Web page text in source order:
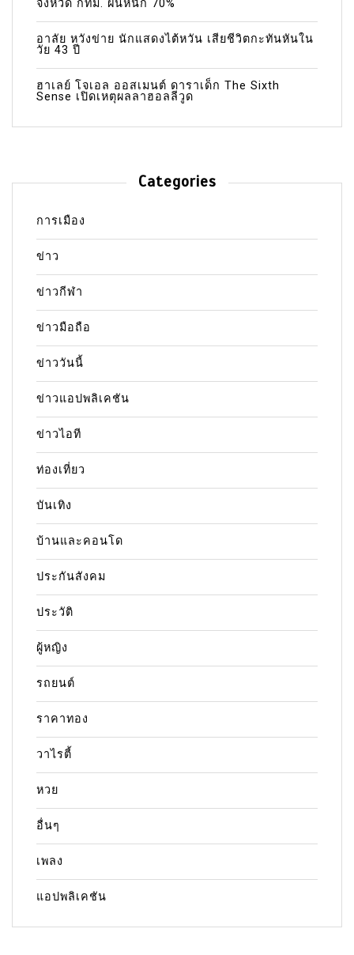
จังหวัด กทม. ฝนหนัก 70%
อาลัย หวังข่าย นักแสดงไต้หวัน เสียชีวิตกะทันหันใน
วัย 43 ปี
ฮาเลย์ โจเอล ออสเมนต์ ดาราเด็ก The Sixth
Sense เปิดเหตุผลลาฮอลลีวูด
Categories
การเมือง
ข่าว
ข่าวกีฬา
ข่าวมือถือ
ข่าววันนี้
ข่าวแอปพลิเคชัน
ข่าวไอที
ท่องเที่ยว
บันเทิง
บ้านและคอนโด
ประกันสังคม
ประวัติ
ผู้หญิง
รถยนต์
ราคาทอง
วาไรตี้
หวย
อื่นๆ
เพลง
แอปพลิเคชัน